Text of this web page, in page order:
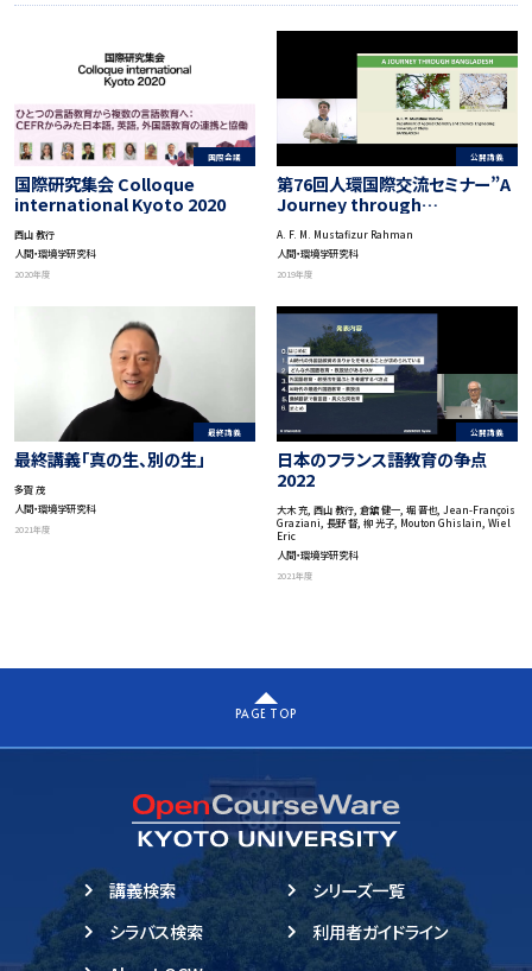
国際会議
国際研究集会 Colloque
international Kyoto 2020
西山 教行
人間・環境学研究科
2020年度
公開講義
第76回人環国際交流セミナー”A
Journey through
Bangladesh”（バングラデシュ
の旅）
A. F. M. Mustafizur Rahman
人間・環境学研究科
2019年度
最終講義
最終講義「真の生、別の生」
多賀 茂
人間・環境学研究科
2021年度
公開講義
日本のフランス語教育の争点
2022
大木 充, 西山 教行, 倉舘 健一, 堀 晋也, Jean-François
Graziani, 長野 督, 柳 光子, Mouton Ghislain, Wiel
Eric
人間・環境学研究科
2021年度
PAGE TOP
講義検索
シラバス検索
シリーズ一覧
利用者ガイドライン